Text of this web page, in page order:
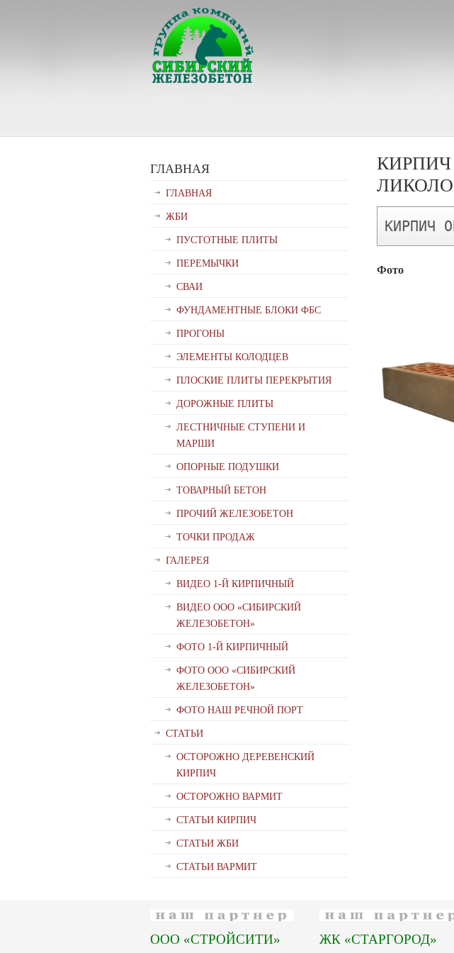
КИРПИЧ
Фото
ГЛАВНАЯ
ГЛАВНАЯ
ЖБИ
ПУСТОТНЫЕ ПЛИТЫ
ПЕРЕМЫЧКИ
СВАИ
ФУНДАМЕНТНЫЕ БЛОКИ ФБС
ПРОГОНЫ
ЭЛЕМЕНТЫ КОЛОДЦЕВ
ПЛОСКИЕ ПЛИТЫ ПЕРЕКРЫТИЯ
ДОРОЖНЫЕ ПЛИТЫ
ЛЕСТНИЧНЫЕ СТУПЕНИ И
МАРШИ
ОПОРНЫЕ ПОДУШКИ
ТОВАРНЫЙ БЕТОН
ПРОЧИЙ ЖЕЛЕЗОБЕТОН
ТОЧКИ ПРОДАЖ
ГАЛЕРЕЯ
ВИДЕО 1-Й КИРПИЧНЫЙ
ВИДЕО ООО «СИБИРСКИЙ
ЖЕЛЕЗОБЕТОН»
ФОТО 1-Й КИРПИЧНЫЙ
ФОТО ООО «СИБИРСКИЙ
ЖЕЛЕЗОБЕТОН»
ФОТО НАШ РЕЧНОЙ ПОРТ
СТАТЬИ
ОСТОРОЖНО ДЕРЕВЕНСКИЙ
КИРПИЧ
ОСТОРОЖНО ВАРМИТ
СТАТЬИ КИРПИЧ
СТАТЬИ ЖБИ
СТАТЬИ ВАРМИТ
ООО «СТРОЙСИТИ» ЖК «СТАРГОРОД»